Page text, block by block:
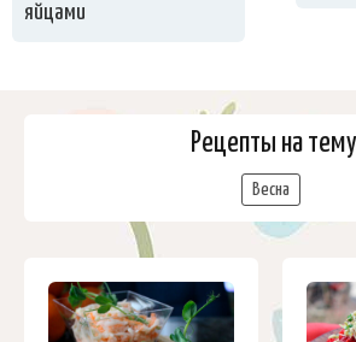
яйцами
Рецепты на
Весна